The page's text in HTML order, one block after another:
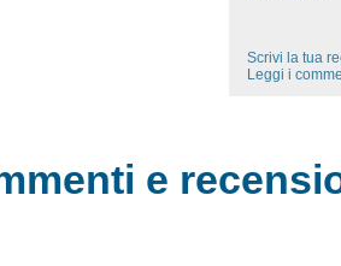
Scrivi la tua
Leggi i
e